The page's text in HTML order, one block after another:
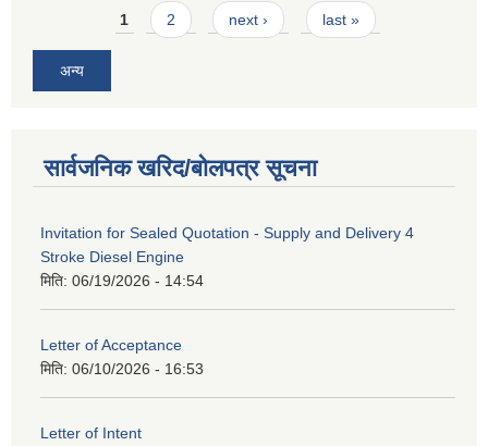
Pages1 2 next › last »
अन्य
सार्वजनिक खरिद/बोलपत्र सूचना
Invitation for Sealed Quotation - Supply and Delivery 4
Stroke Diesel Engine
मिति: 06/19/2026 - 14:54
Letter of Acceptance
मिति: 06/10/2026 - 16:53
Letter of Intent